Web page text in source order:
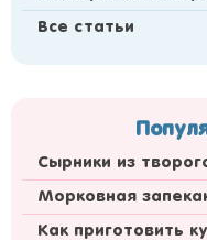
Все статьи
Сырники из
Морковная
Как приготовить